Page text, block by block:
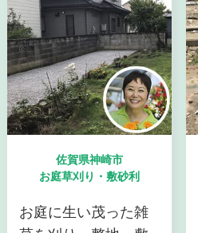
佐賀県神崎市
お庭草刈り・敷砂利
お庭に生い茂った雑